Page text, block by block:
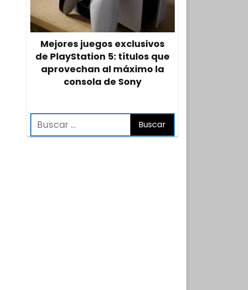
Mejores juegos exclusivos
de PlayStation 5: títulos que
aprovechan al máximo la
consola de Sony